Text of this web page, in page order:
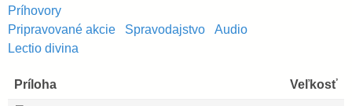
Príhovory
Pripravované akcie
Spravodajstvo
Audio
Lectio divina
Príloha Veľkosť